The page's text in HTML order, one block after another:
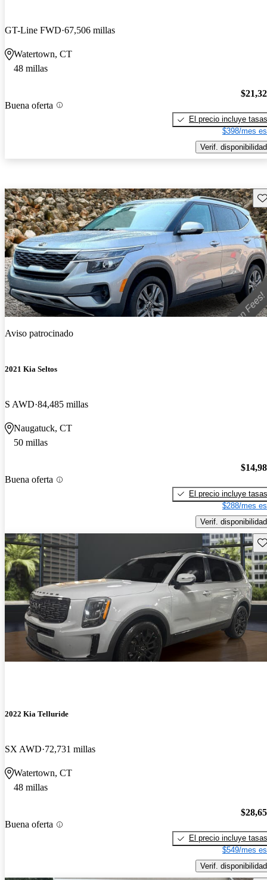
GT-Line FWD 67,506 millas
Watertown, CT
48 millas
Buena oferta
El precio incluye tasas
$398/mes
Verif. disponibilidad
Aviso patrocinado
2021 Kia Seltos
S AWD 84,485 millas
Naugatuck, CT
50 millas
Buena oferta
El precio incluye tasas
$288/mes
Verif. disponibilidad
2022 Kia Telluride
SX AWD 72,731 millas
Watertown, CT
48 millas
Buena oferta
El precio incluye tasas
$549/mes
Verif. disponibilidad